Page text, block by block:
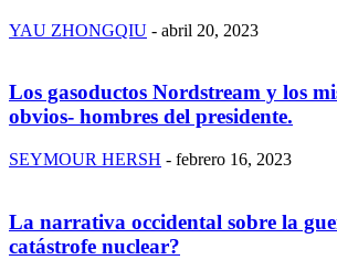
YAU ZHONGQIU - abril 20, 2023
Los gasoductos Nordstream y los
obvios- hombres del presidente.
SEYMOUR HERSH - febrero 16, 2023
La narrativa occidental sobre la
catástrofe nuclear?